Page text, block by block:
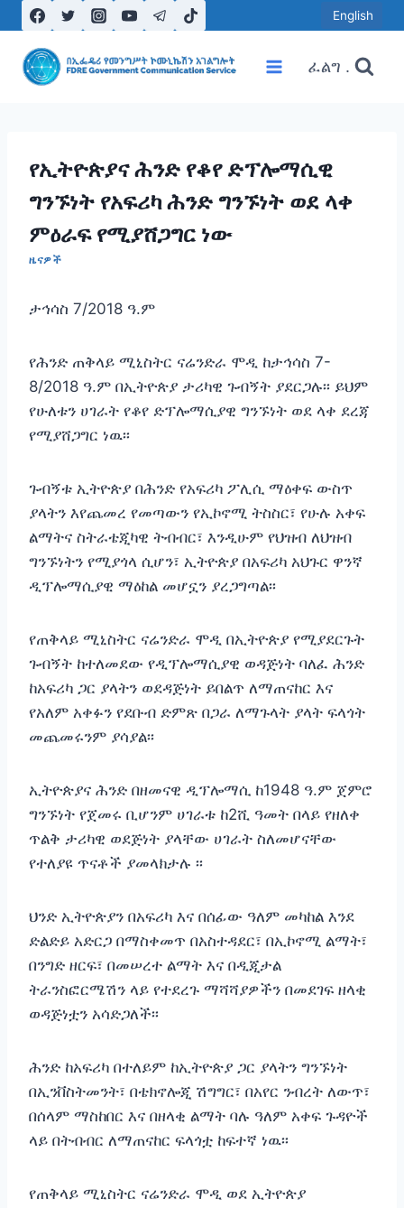
to
content
English
ፈልግ .
የኢትዮጵያና ሕንድ የቆየ ድፕሎማሲዊ
ግንኙነት የአፍሪካ ሕንድ ግንኙነት ወደ ላቀ
ምዕራፍ የሚያሸጋግር ነው
ዜናዎች
ታኅሳስ 7/2018 ዓ.ም
የሕንድ ጠቅላይ ሚኒስትር ናሬንድራ ሞዲ ከታኅሳስ 7-
8/2018 ዓ.ም በኢትዮጵያ ታሪካዊ ጉብኝት ያደርጋሉ፡፡ ይህም
የሁለቱን ሀገራት የቆየ ድፕሎማሲያዊ ግንኙነት ወደ ላቀ ደረጃ
የሚያሸጋግር ነዉ፡፡
ጉብኝቱ ኢትዮጵያ በሕንድ የአፍሪካ ፖሊሲ ማዕቀፍ ውስጥ
ያላትን እየጨመረ የመጣውን የኢኮኖሚ ትስስር፣ የሁሉ አቀፍ
ልማትና ስትራቴጂካዊ ትብብር፣ እንዲሁም የህዝብ ለህዝብ
ግንኙነትን የሚያጎላ ሲሆን፣ ኢትዮጵያ በአፍሪካ አህጉር ዋንኛ
ዲፕሎማሲያዊ ማዕከል መሆኗን ያረጋግጣል፡፡
የጠቅላይ ሚኒስትር ናሬንድራ ሞዲ በኢትዮጵያ የሚያደርጉት
ጉብኝት ከተለመደው የዲፕሎማሲያዊ ወዳጅነት ባለፈ ሕንድ
ከአፍሪካ ጋር ያላትን ወደዳጅነት ይበልጥ ለማጠናከር እና
የአለም አቀፉን የደቡብ ድምጽ በጋራ ለማጉላት ያላት ፍላጎት
መጨመሩንም ያሳያል፡፡
ኢትዮጵያና ሕንድ በዘመናዊ ዲፕሎማሲ ከ1948 ዓ.ም ጀምሮ
ግንኙነት የጀመሩ ቢሆንም ሀገራቱ ከ2ሺ ዓመት በላይ የዘለቀ
ጥልቅ ታሪካዊ ወደጅነት ያላቸው ሀገራት ስለመሆናቸው
የተለያዩ ጥናቶች ያመላክታሉ ፡፡
ህንድ ኢትዮጵያን በአፍሪካ እና በሰፊው ዓለም መካከል እንደ
ድልድይ አድርጋ በማስቀመጥ በአስተዳደር፣ በኢኮኖሚ ልማት፣
በንግድ ዘርፍ፣ በመሠረተ ልማት እና በዲጂታል
ትራንስፎርሜሽን ላይ የተደረጉ ማሻሻያዎችን በመደገፍ ዘላቂ
ወዳጅነቷን አሳድጋለች፡፡
ሕንድ ከአፍሪካ በተለይም ከኢትዮጵያ ጋር ያላትን ግንኙነት
በኢንቨስትመንት፣ በቴክኖሎጂ ሽግግር፣ በአየር ንብረት ለውጥ፣
በሰላም ማስከበር እና በዘላቂ ልማት ባሉ ዓለም አቀፍ ጉዳዮች
ላይ በትብብር ለማጠናከር ፍላጎቷ ከፍተኛ ነዉ፡፡
የጠቅላይ ሚኒስትር ናሬንድራ ሞዲ ወደ ኢትዮጵያ